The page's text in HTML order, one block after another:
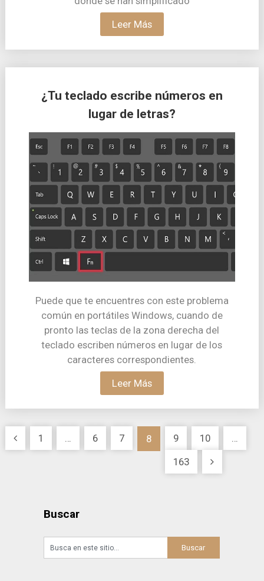
Leer Más
¿Tu teclado escribe números en
lugar de letras?
Puede que te encuentres con este problema
común en portátiles Windows, cuando de
pronto las teclas de la zona derecha del
teclado escriben números en lugar de los
caracteres correspondientes.
Leer Más
Paginación
1 … 6 7 8 9 10
…
163
Buscar